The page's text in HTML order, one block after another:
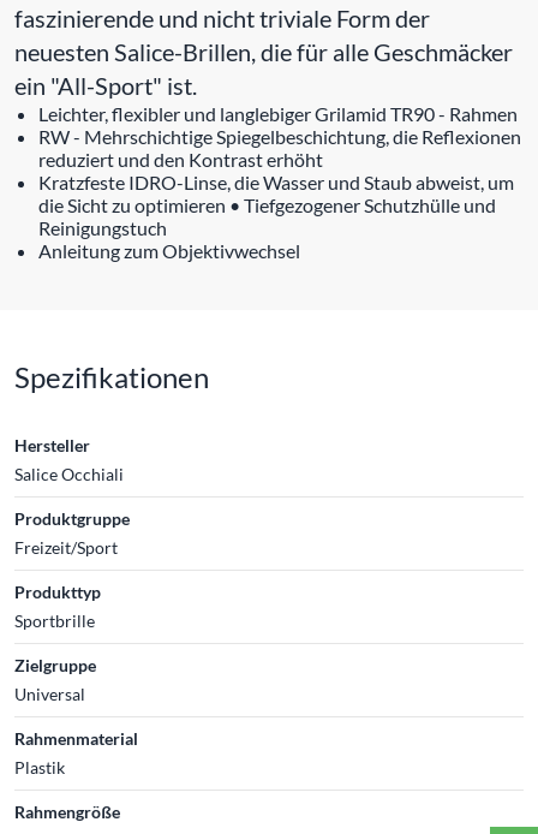
faszinierende und nicht triviale Form der
neuesten Salice-Brillen, die für alle Geschmäcker
ein "All-Sport" ist.
Leichter, flexibler und langlebiger Grilamid TR90 - Rahmen
RW - Mehrschichtige Spiegelbeschichtung, die Reflexionen
reduziert und den Kontrast erhöht
Kratzfeste IDRO-Linse, die Wasser und Staub abweist, um
die Sicht zu optimieren • Tiefgezogener Schutzhülle und
Reinigungstuch
Anleitung zum Objektivwechsel
Spezifikationen
Hersteller
Salice Occhiali
Produktgruppe
Freizeit/Sport
Produkttyp
Sportbrille
Zielgruppe
Universal
Rahmenmaterial
Plastik
Rahmengröße